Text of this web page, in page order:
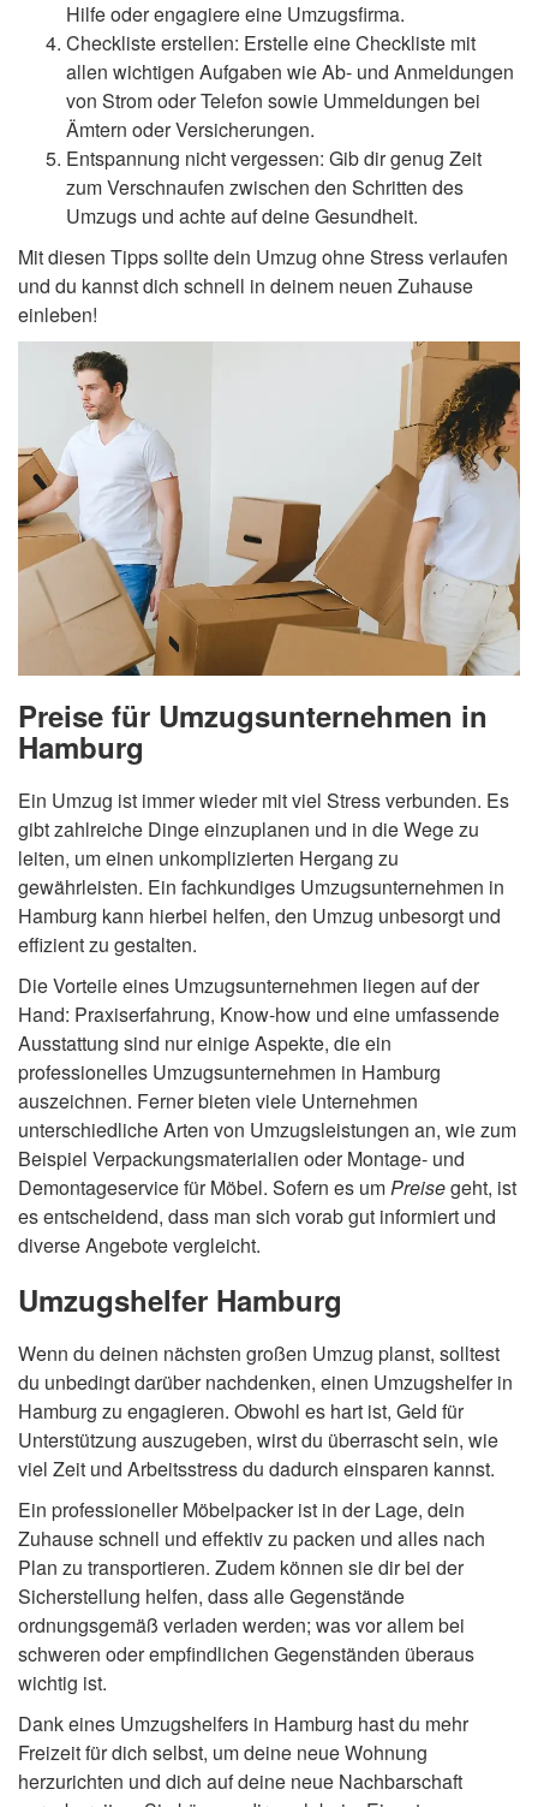
Hilfe oder engagiere eine Umzugsfirma.
Checkliste erstellen: Erstelle eine Checkliste mit
allen wichtigen Aufgaben wie Ab- und Anmeldungen
von Strom oder Telefon sowie Ummeldungen bei
Ämtern oder Versicherungen.
Entspannung nicht vergessen: Gib dir genug Zeit
zum Verschnaufen zwischen den Schritten des
Umzugs und achte auf deine Gesundheit.
Mit diesen Tipps sollte dein Umzug ohne Stress verlaufen
und du kannst dich schnell in deinem neuen Zuhause
einleben!
Preise für Umzugsunternehmen in
Hamburg
Ein Umzug ist immer wieder mit viel Stress verbunden. Es
gibt zahlreiche Dinge einzuplanen und in die Wege zu
leiten, um einen unkomplizierten Hergang zu
gewährleisten. Ein fachkundiges Umzugsunternehmen in
Hamburg kann hierbei helfen, den Umzug unbesorgt und
effizient zu gestalten.
Die Vorteile eines Umzugsunternehmen liegen auf der
Hand: Praxiserfahrung, Know-how und eine umfassende
Ausstattung sind nur einige Aspekte, die ein
professionelles Umzugsunternehmen in Hamburg
auszeichnen. Ferner bieten viele Unternehmen
unterschiedliche Arten von Umzugsleistungen an, wie zum
Beispiel Verpackungsmaterialien oder Montage- und
Demontageservice für Möbel. Sofern es umPreisegeht, ist
es entscheidend, dass man sich vorab gut informiert und
diverse Angebote vergleicht.
Umzugshelfer Hamburg
Wenn du deinen nächsten großen Umzug planst, solltest
du unbedingt darüber nachdenken, einen Umzugshelfer in
Hamburg zu engagieren. Obwohl es hart ist, Geld für
Unterstützung auszugeben, wirst du überrascht sein, wie
viel Zeit und Arbeitsstress du dadurch einsparen kannst.
Ein professioneller Möbelpacker ist in der Lage, dein
Zuhause schnell und effektiv zu packen und alles nach
Plan zu transportieren. Zudem können sie dir bei der
Sicherstellung helfen, dass alle Gegenstände
ordnungsgemäß verladen werden; was vor allem bei
schweren oder empfindlichen Gegenständen überaus
wichtig ist.
Dank eines Umzugshelfers in Hamburg hast du mehr
Freizeit für dich selbst, um deine neue Wohnung
herzurichten und dich auf deine neue Nachbarschaft